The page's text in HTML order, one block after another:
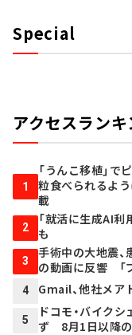
Special
アクセスランキ
1
「うんこ移植」
粒食べられるよ
載
2
「就活に生成AI
も
3
手術中の大地震
の動画に反響 「
4 Gmail、他社メア
5
ドコモ・バイク
ず 8月1日以降の